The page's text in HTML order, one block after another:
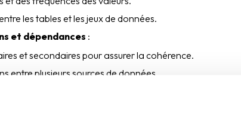
les tables et les jeux de données.
et dépendances :
et secondaires pour assurer la cohérence.
entre plusieurs sources de données.